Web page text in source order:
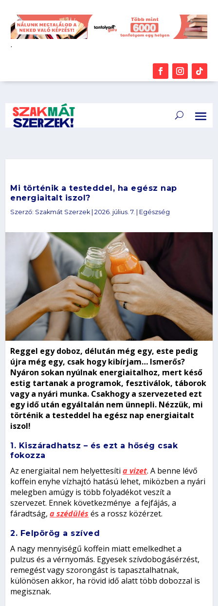
.
Mi történik a testeddel, ha egész nap
energiaitalt iszol?
Szerző: Szakmát Szerzek|2026. július. 7. Egészség
Reggel egy doboz, délután még egy, este pedig
újra még egy, csak hogy kibírjam… Ismerős?
Nyáron sokan nyúlnak energiaitalhoz, mert késő
estig tartanak a programok, fesztiválok, táborok
vagy a nyári munka. Csakhogy a szervezeted ezt
egy idő után egyáltalán nem ünnepli. Nézzük, mi
történik a testeddel ha egész nap energiaitalt
iszol!
1. Kiszáradhatsz – és ezt a hőség csak
fokozza
Az energiaital nem helyettesítia vizet. A benne lévő
koffein enyhe vízhajtó hatású lehet, miközben a nyári
melegben amúgy is több folyadékot veszít a
szervezet. Ennek következménye a fejfájás, a
fáradtság,a szédülés és a rossz közérzet.
2. Felpörög a szíved
A nagy mennyiségű koffein miatt emelkedhet a
pulzus és a vérnyomás. Egyesek szívdobogásérzést,
remegést vagy szorongást is tapasztalhatnak,
különösen akkor, ha rövid idő alatt több dobozzal is
megisznak.